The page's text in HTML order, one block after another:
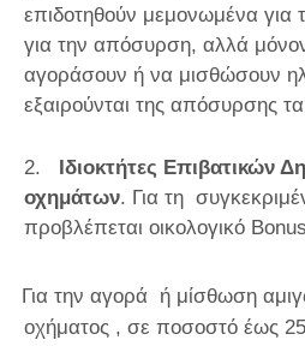
επιδοτηθούν μεμονωμένα για
για την απόσυρση, αλλά
αγοράσουν ή να μισθώσουν
εξαιρούνται της απόσυρσης
2. Ιδιοκτήτες Επιβατικών
οχημάτων. Για τη
προβλέπεται οικολογικό Bonus
Για την αγορά ή μίσθωση
οχήματος , σε ποσοστό έως